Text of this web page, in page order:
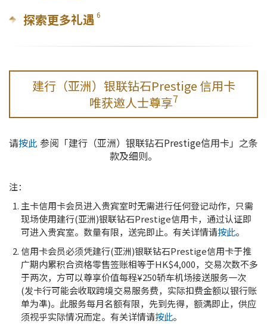
探索更多礼遇 6
建行（亚洲）银联钻石Prestige 信用卡
唯获邀人士尊享7
请按此 参阅「建行（亚洲）银联钻石Prestige信用卡」之条
款及细则。
注：
主卡信用卡会员进入贵宾室时无需进行任何登记动作，只需
现场使用建行(亚洲)银联钻石Prestige信用卡，通过认证即
可进入贵宾室。数量有限，送完即止。有关详情请按此。
信用卡会员必须凭建行(亚洲)银联钻石Prestige信用卡于推
广期内累积合资格零售签账相等于HK$4,000，交易次数不多
于两次，方可以尊享价值每程¥250轿车机场接送服务一次
(发卡行可能会收取跨境交易服务费，实际扣费金额以银行账
单为凖)。此服务每月名额有限，先到先得，额满即止，供应
须视乎实际情况而定。有关详情请按此。